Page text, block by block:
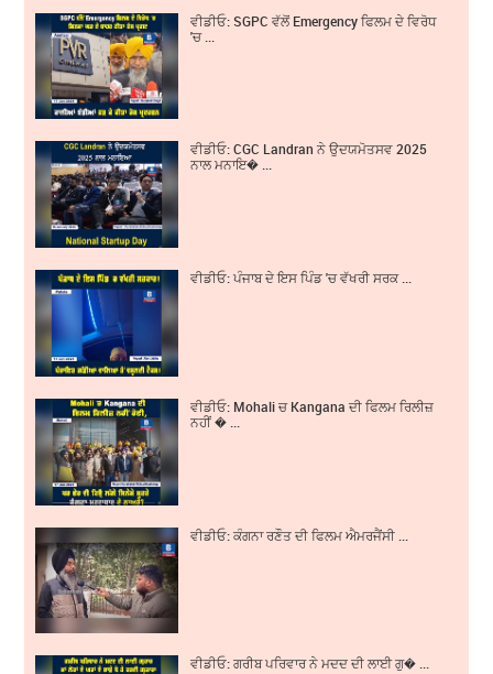
ਵੀਡੀਓ: SGPC ਵੱਲੋਂ Emergency ਫਿਲਮ ਦੇ ਵਿਰੋਧ
'ਚ ...
ਵੀਡੀਓ: CGC Landran ਨੇ ਉਦਯਮੋਤਸਵ 2025
ਨਾਲ ਮਨਾਇ� ...
ਵੀਡੀਓ: ਪੰਜਾਬ ਦੇ ਇਸ ਪਿੰਡ 'ਚ ਵੱਖਰੀ ਸਰਕ ...
ਵੀਡੀਓ: Mohali ਚ Kangana ਦੀ ਫਿਲਮ ਰਿਲੀਜ਼
ਨਹੀਂ � ...
ਵੀਡੀਓ: ਕੰਗਨਾ ਰਣੌਤ ਦੀ ਫਿਲਮ ਐਮਰਜੈਂਸੀ ...
ਵੀਡੀਓ: ਗਰੀਬ ਪਰਿਵਾਰ ਨੇ ਮਦਦ ਦੀ ਲਾਈ ਗੁ� ...